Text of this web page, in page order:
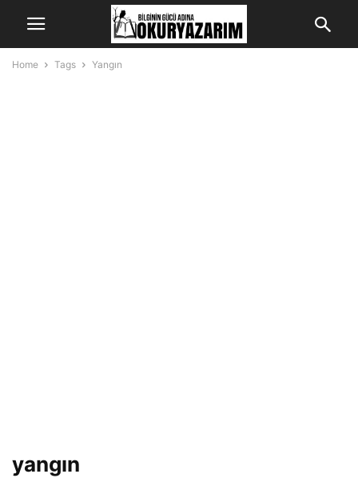
Home Tags Yangın
yangın